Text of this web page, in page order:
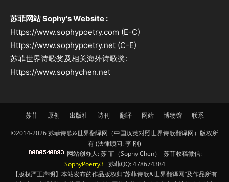
苏菲网站 Sophy's Website :
Https://www.sophypoetry.com (E-C)
Https://www.sophypoetry.net (C-E)
苏菲世界诗歌奖及相关海外诗歌奖:
Https://www.sophychen.net
苏菲 原创 出版社 诗刊 翻译 网站 博物馆 联系
©2014-2026 苏菲诗歌&世界翻译网（中国汉英对照世界诗歌翻译网）版权所
有 (法律顾问: 李 刚)
网站创办人: 苏 菲（Sophy Chen） 苏菲收稿微信:
SophyPoetry3苏菲QQ: 478674384
【版权严正声明】本站发布的作品版权归“苏菲诗歌&世界翻译网”及作品所有